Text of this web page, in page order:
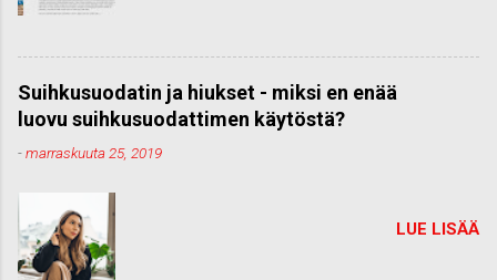
Suihkusuodatin ja hiukset - miksi en enää
luovu suihkusuodattimen käytöstä?
-marraskuuta 25, 2019
LUE LISÄÄ